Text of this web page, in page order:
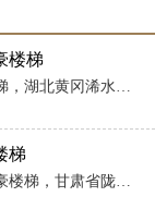
楼梯
梯
甘肃省陇南实木楼梯经销商加盟富豪楼梯，甘肃省陇南实木楼梯经销商从网上了解到我们富豪楼梯，后来从产品质量到生产设备，还有加盟楼梯政策有了充分的了解。经销商对陇南实木楼梯市场充满信心，3月12日，专程从陇南赶到浏阳来，到我们厂里实地了解参观。在 ...